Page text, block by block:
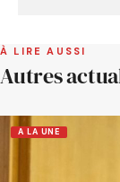
À LIRE AUSSI
Autres
A LA UNE